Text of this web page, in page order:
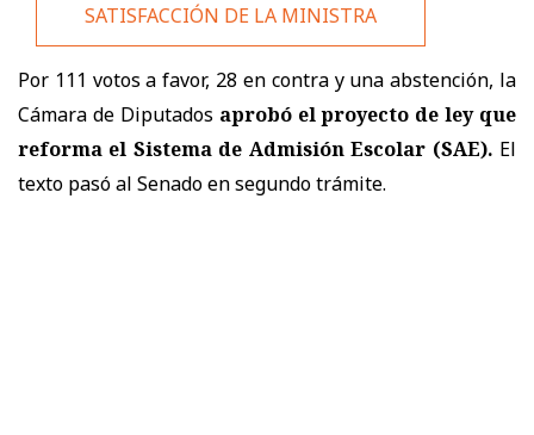
SATISFACCIÓN DE LA MINISTRA
Por 111 votos a favor, 28 en contra y una abstención, la
Cámara de Diputados aprobó el proyecto de ley que
reforma el Sistema de Admisión Escolar (SAE). El
texto pasó al Senado en segundo trámite.